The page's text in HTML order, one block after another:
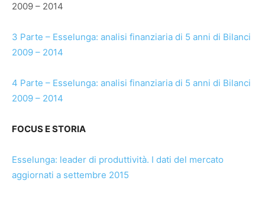
2009 – 2014
3 Parte – Esselunga: analisi finanziaria di 5 anni di Bilanci
2009 – 2014
4 Parte – Esselunga: analisi finanziaria di 5 anni di Bilanci
2009 – 2014
FOCUS E STORIA
Esselunga: leader di produttività. I dati del mercato
aggiornati a settembre 2015